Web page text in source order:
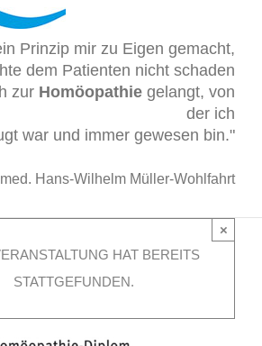
Prinzip mir zu Eigen gemacht,
dem Patienten nicht schaden
zur Homöopathie gelangt, von
der ich
war und immer gewesen bin."
med. Hans-Wilhelm Müller-Wohlfahrt
HAT BEREITS
STATTGEFUNDEN.
×